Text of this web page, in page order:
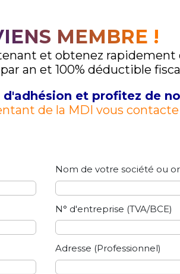
MEMBRE !
et obtenez rapidement
an et 100% déductible
et profitez de
de la MDI vous
Nom de votre société ou
N° d'entreprise (TVA/BCE)
Adresse (Professionnel)